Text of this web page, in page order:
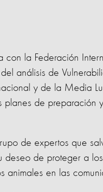
con la Federación
análisis de
y de la Media
planes de preparación
de expertos que
deseo de proteger a
animales en las